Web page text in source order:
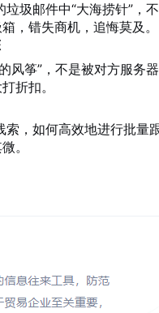
圾邮件中“大海捞针”，
，错失商机，追悔莫及。
风筝”，不是被对方服务
折扣。
索，如何高效地进行批
。